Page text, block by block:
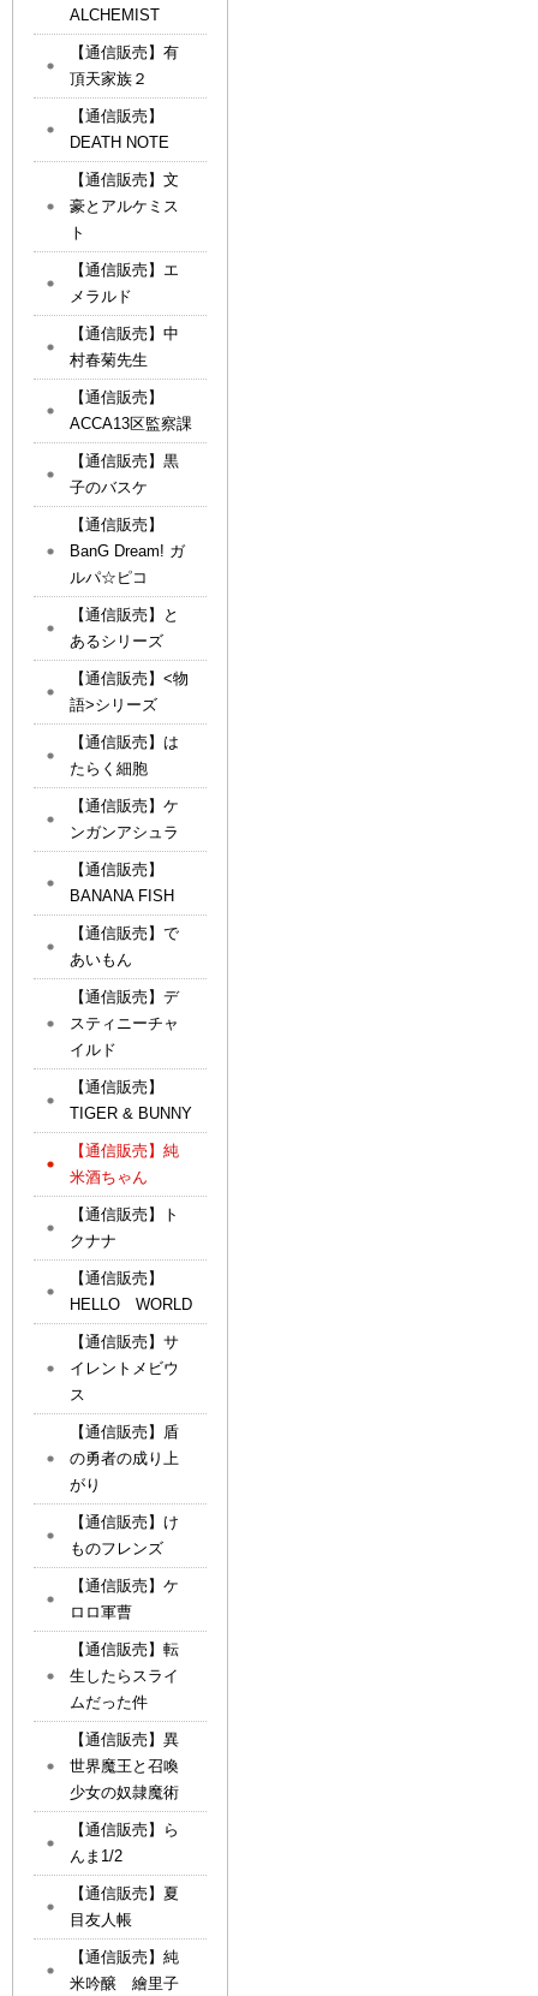
ALCHEMIST
【通信販売】有
頂天家族２
【通信販売】
DEATH NOTE
【通信販売】文
豪とアルケミス
ト
【通信販売】エ
メラルド
【通信販売】中
村春菊先生
【通信販売】
ACCA13区監察課
【通信販売】黒
子のバスケ
【通信販売】
BanG Dream! ガ
ルパ☆ピコ
【通信販売】と
あるシリーズ
【通信販売】<物
語>シリーズ
【通信販売】は
たらく細胞
【通信販売】ケ
ンガンアシュラ
【通信販売】
BANANA FISH
【通信販売】で
あいもん
【通信販売】デ
スティニーチャ
イルド
【通信販売】
TIGER & BUNNY
【通信販売】純
米酒ちゃん
【通信販売】ト
クナナ
【通信販売】
HELLO WORLD
【通信販売】サ
イレントメビウ
ス
【通信販売】盾
の勇者の成り上
がり
【通信販売】け
ものフレンズ
【通信販売】ケ
ロロ軍曹
【通信販売】転
生したらスライ
ムだった件
【通信販売】異
世界魔王と召喚
少女の奴隷魔術
【通信販売】ら
んま1/2
【通信販売】夏
目友人帳
【通信販売】純
米吟醸 繪里子